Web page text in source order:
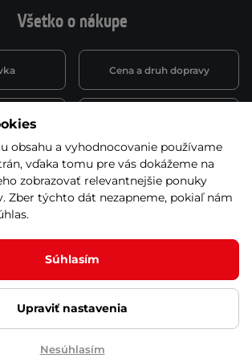
Všetko o nákupe
Cena a druh dopravy
Reklamácie a záruka
SK, s.r.o. Všetky práva vyhradené
Nastavenie cookies
obsahu a vyhodnocovanie používame
vďaka tomu pre vás dokážeme na
zobrazovať relevantnejšie ponuky
Zber týchto dát nezapneme, pokiaľ nám
Súhlasím
Upraviť nastavenia
Nesúhlasím